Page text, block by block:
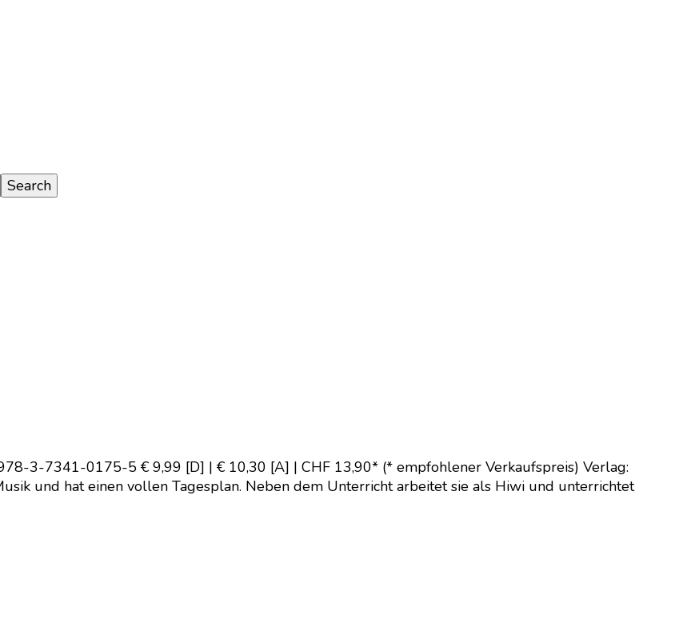
3-7341-0175-5 € 9,99 [D] | € 10,30 [A] | CHF 13,90* (* empfohlener Verkaufspreis) Verlag:
und hat einen vollen Tagesplan. Neben dem Unterricht arbeitet sie als Hiwi und unterrichtet